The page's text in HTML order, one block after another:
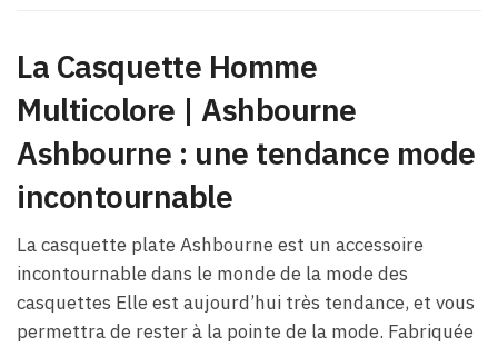
La Casquette Homme
Multicolore | Ashbourne
Ashbourne : une tendance mode
incontournable
La casquette plate Ashbourne est un accessoire
incontournable dans le monde de la mode des
casquettes Elle est aujourd’hui très tendance, et vous
permettra de rester à la pointe de la mode. Fabriquée